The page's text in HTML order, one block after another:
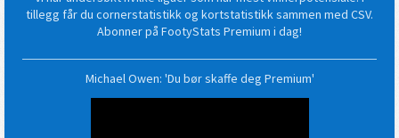
tillegg får du cornerstatistikk og kortstatistikk sammen med CSV.
Abonner på FootyStats Premium i dag!
Michael Owen: 'Du bør skaffe deg Premium'